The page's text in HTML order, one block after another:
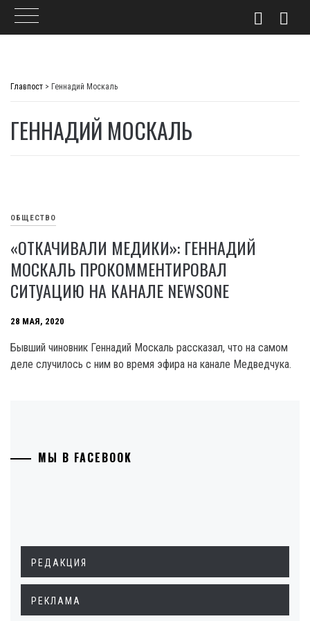
Главпост > Геннадий Москаль
ГЕННАДИЙ МОСКАЛЬ
ОБЩЕСТВО
«ОТКАЧИВАЛИ МЕДИКИ»: ГЕННАДИЙ
МОСКАЛЬ ПРОКОММЕНТИРОВАЛ
СИТУАЦИЮ НА КАНАЛЕ NEWSONE
28 МАЯ, 2020
Бывший чиновник Геннадий Москаль рассказал, что на самом
деле случилось с ним во время эфира на канале Медведчука.
МЫ В FACEBOOK
РЕДАКЦИЯ
РЕКЛАМА